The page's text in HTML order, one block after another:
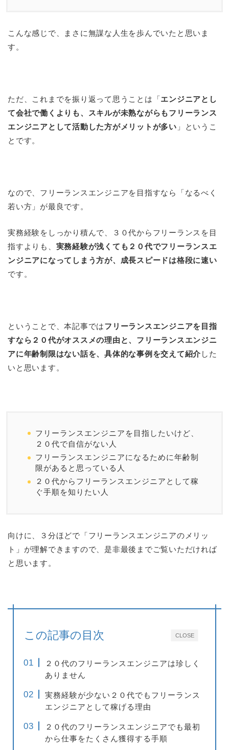
こんな感じで、まさに無謀な人生を歩んでいたと思いま
す。
ただ、これまでを振り返って思うことは「エンジニアとし
て会社で働くよりも、スキルが未熟ながらもフリーランス
エンジニアとして活動した方がメリットが多い 」というこ
とです。
なので、フリーランスエンジニアを目指すなら「なるべく
若い方」が最良です。
実務経験をしっかり積んで、３０代からフリーランスを目
指すよりも、 実務経験が浅くても２０代でフリーランスエ
ンジニアになってしまう方が、成長スピードは格段に速い
です。
ということで、本記事ではフリーランスエンジニアを目指
すなら２０代がオススメの理由と、フリーランスエンジニ
アに年齢制限はない話を、具体的な事例を交えて紹介 した
いと思います。
フリーランスエンジニアを目指したいけど、
２０代で自信がない人
フリーランスエンジニアになるために年齢制
限があると思っている人
２０代からフリーランスエンジニアとして稼
ぐ手順を知りたい人
向けに、３分ほどで「フリーランスエンジニアのメリッ
ト」が理解できますので、是非最後までご覧いただければ
と思います。
CLOSE
この記事の目次
２０代のフリーランスエンジニアは珍しく
ありません
実務経験が少ない２０代でもフリーランス
エンジニアとして稼げる理由
２０代のフリーランスエンジニアでも最初
から仕事をたくさん獲得する手順